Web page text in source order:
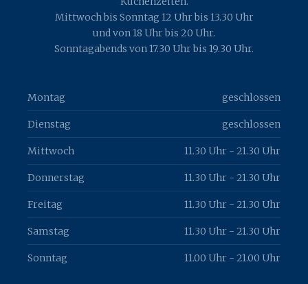
Mittwoch bis Sonntag 12 Uhr bis 13.30 Uhr
und von 18 Uhr bis 20 Uhr.
Sonntagabends von 17.30 Uhr bis 19.30 Uhr.
Montag geschlossen
Dienstag geschlossen
Mittwoch 11.30 Uhr - 21.30 Uhr
Donnerstag 11.30 Uhr - 21.30 Uhr
Freitag 11.30 Uhr - 21.30 Uhr
Samstag 11.30 Uhr - 21.30 Uhr
Sonntag 11.00 Uhr - 21.00 Uhr